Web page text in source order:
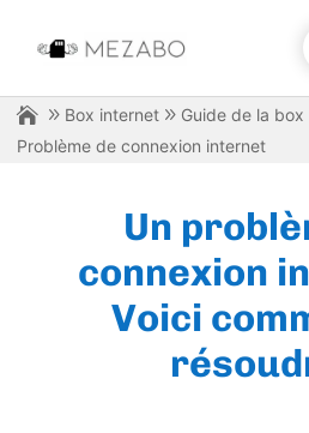
Box internet
Guide de la
Problème de connexion internet
Un
connexion
Voici